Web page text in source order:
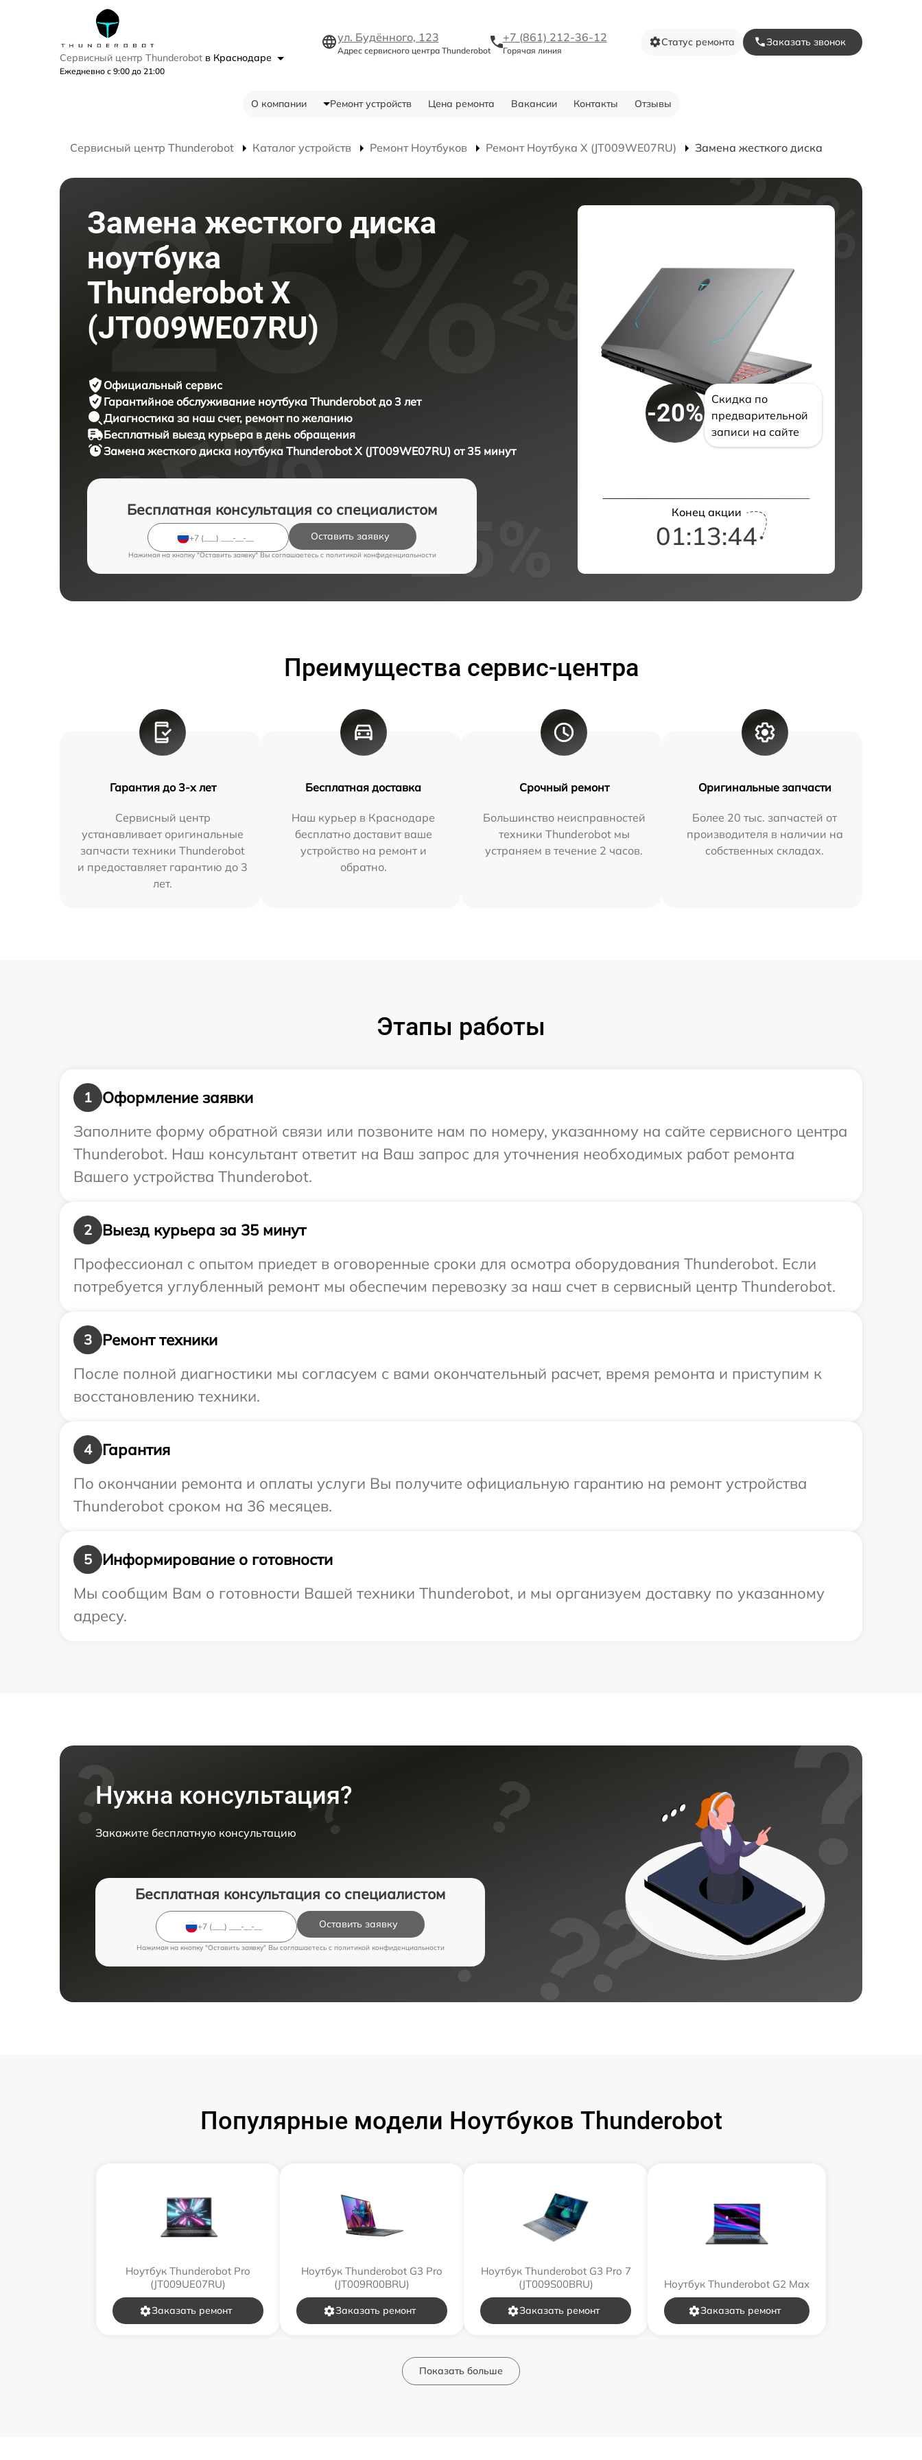
Сервисный центр Thunderobot в Краснодаре
Ежедневно с 9:00 до 21:00
ул. Будённого, 123
Адрес сервисного центра Thunderobot
+7 (861) 212-36-12
Горячая линия
Статус ремонта Заказать звонок
О компании Ремонт устройств Цена ремонта Вакансии Контакты Отзывы
Сервисный центр Thunderobot Каталог устройств Ремонт Ноутбуков Ремонт Ноутбука X (JT009WE07RU) Замена жесткого диска
Замена жесткого диска
ноутбука
Thunderobot X
(JT009WE07RU)
Официальный сервис
Гарантийное обслуживание ноутбука Thunderobot до 3 лет
Диагностика за наш счет, ремонт по желанию
Бесплатный выезд курьера в день обращения
Замена жесткого диска ноутбука Thunderobot X (JT009WE07RU) от 35 минут
Бесплатная консультация со специалистом
Оставить заявку
Нажимая на кнопку "Оставить заявку" Вы соглашаетесь c политикой конфиденциальности
-20%
Скидка по
предварительной
записи на сайте
Конец акции
01:13:43
Преимущества сервис-центра
Гарантия до 3-х лет
Сервисный центр
устанавливает оригинальные
запчасти техники Thunderobot
и предоставляет гарантию до 3
лет.
Бесплатная доставка
Наш курьер в Краснодаре
бесплатно доставит ваше
устройство на ремонт и
обратно.
Срочный ремонт
Большинство неисправностей
техники Thunderobot мы
устраняем в течение 2 часов.
Оригинальные запчасти
Более 20 тыс. запчастей от
производителя в наличии на
собственных складах.
Этапы работы
1
Оформление заявки
Заполните форму обратной связи или позвоните нам по номеру, указанному на сайте сервисного центра
Thunderobot. Наш консультант ответит на Ваш запрос для уточнения необходимых работ ремонта
Вашего устройства Thunderobot.
2
Выезд курьера за 35 минут
Профессионал с опытом приедет в оговоренные сроки для осмотра оборудования Thunderobot. Если
потребуется углубленный ремонт мы обеспечим перевозку за наш счет в сервисный центр Thunderobot.
3
Ремонт техники
После полной диагностики мы согласуем с вами окончательный расчет, время ремонта и приступим к
восстановлению техники.
4
Гарантия
По окончании ремонта и оплаты услуги Вы получите официальную гарантию на ремонт устройства
Thunderobot сроком на 36 месяцев.
5
Информирование о готовности
Мы сообщим Вам о готовности Вашей техники Thunderobot, и мы организуем доставку по указанному
адресу.
Нужна консультация?
Закажите бесплатную консультацию
Бесплатная консультация со специалистом
Оставить заявку
Нажимая на кнопку "Оставить заявку" Вы соглашаетесь c политикой конфиденциальности
Популярные модели Ноутбуков Thunderobot
Ноутбук Thunderobot Pro
(JT009UE07RU)
Заказать ремонт
Ноутбук Thunderobot G3 Pro
(JT009R00BRU)
Заказать ремонт
Ноутбук Thunderobot G3 Pro 7
(JT009S00BRU)
Заказать ремонт
Ноутбук Thunderobot G2 Max
Заказать ремонт
Показать больше